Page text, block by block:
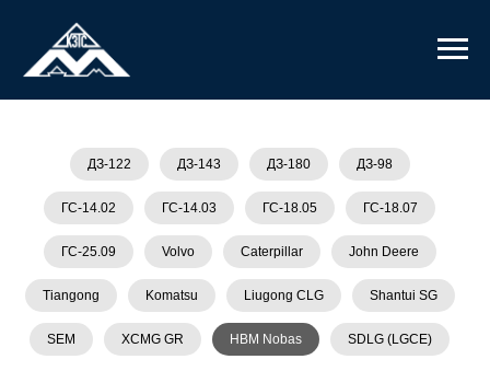
ДЗ-122 ДЗ-143 ДЗ-180 ДЗ-98
ГС-14.02 ГС-14.03 ГС-18.05 ГС-18.07
ГС-25.09 Volvo Caterpillar John Deere
Tiangong Komatsu Liugong CLG Shantui SG
SEM XCMG GR HBM Nobas SDLG (LGCE)